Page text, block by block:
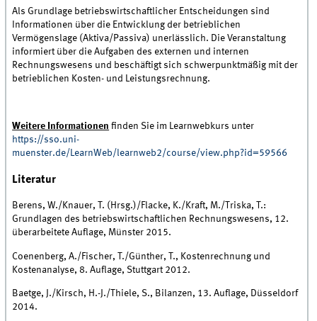
Als Grundlage betriebswirtschaftlicher Entscheidungen sind
Informationen über die Entwicklung der betrieblichen
Vermögenslage (Aktiva/Passiva) unerlässlich. Die Veranstaltung
informiert über die Aufgaben des externen und internen
Rechnungswesens und beschäftigt sich schwerpunktmäßig mit der
betrieblichen Kosten- und Leistungsrechnung.
Weitere Informationen finden Sie im Learnwebkurs unter
https://sso.uni-
muenster.de/LearnWeb/learnweb2/course/view.php?id=59566
Literatur
Berens, W./Knauer, T. (Hrsg.)/Flacke, K./Kraft, M./Triska, T.:
Grundlagen des betriebswirtschaftlichen Rechnungswesens, 12.
überarbeitete Auflage, Münster 2015.
Coenenberg, A./Fischer, T./Günther, T., Kostenrechnung und
Kostenanalyse, 8. Auflage, Stuttgart 2012.
Baetge, J./Kirsch, H.-J./Thiele, S., Bilanzen, 13. Auflage, Düsseldorf
2014.